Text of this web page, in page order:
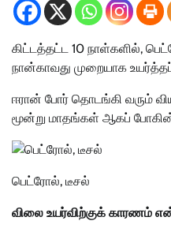
கிட்டத்தட்ட 10 நாள்களில்,
நான்காவது முறையாக
ஈரான் போர் தொடங்கி வரும்
மூன்று மாதங்கள் ஆகப்
பெட்ரோல், டீசல்
விலை உயர்விற்குக் காரணம்